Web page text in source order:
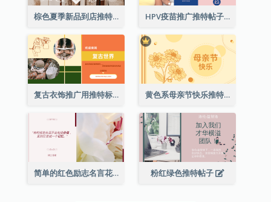
棕色夏季新品到店推特帖子 HPV疫苗推广推特帖子
复古衣饰推广用推特标题 黄色系母亲节快乐推特帖子
简单的红色励志名言花卉推特帖子 粉红绿色推特帖子